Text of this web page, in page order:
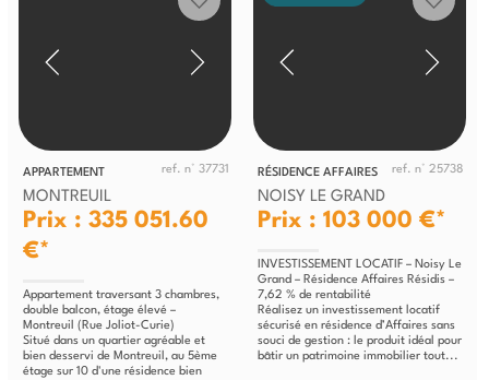
APPARTEMENT ref. n° 37731
MONTREUIL
Prix : 335 051.60
€*
Appartement traversant 3 chambres,
double balcon, étage élevé –
Montreuil (Rue Joliot-Curie)
Situé dans un quartier agréable et
bien desservi de Montreuil, au 5ème
étage sur 10 d'une résidence bien
RÉSIDENCE AFFAIRES ref. n° 25738
NOISY LE GRAND
Prix : 103 000 €*
INVESTISSEMENT LOCATIF – Noisy Le
Grand – Résidence Affaires Résidis –
7,62 % de rentabilité
Réalisez un investissement locatif
sécurisé en résidence d’Affaires sans
souci de gestion : le produit idéal pour
bâtir un patrimoine immobilier tout...